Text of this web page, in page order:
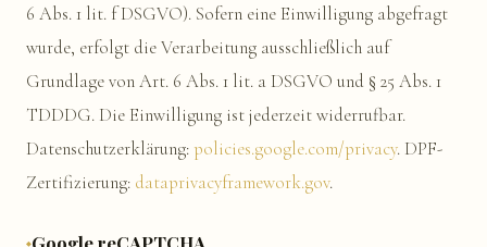
6 Abs. 1 lit. f DSGVO). Sofern eine Einwilligung abgefragt
wurde, erfolgt die Verarbeitung ausschließlich auf
Grundlage von Art. 6 Abs. 1 lit. a DSGVO und § 25 Abs. 1
TDDDG. Die Einwilligung ist jederzeit widerrufbar.
Datenschutzerklärung: policies.google.com/privacy. DPF-
Zertifizierung: dataprivacyframework.gov.